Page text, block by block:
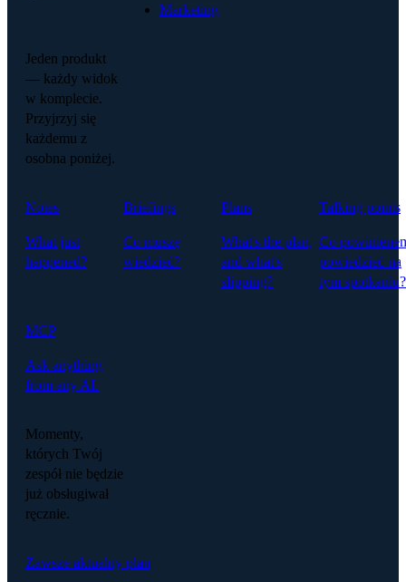
Marketing
Jeden produkt
— każdy widok
w komplecie.
Przyjrzyj się
każdemu z
osobna poniżej.
Notes
What just
happened?
Briefings
Co muszę
wiedzieć?
Plans
What's the plan,
and what's
slipping?
Talking points
Co
powiedzieć na
tym spotkaniu?
MCP
Ask anything
from any AI.
Momenty,
których Twój
zespół nie będzie
już obsługiwał
ręcznie.
Zawsze aktualny plan